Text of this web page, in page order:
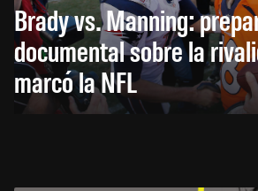
Brady vs. Manning:
documental sobre la
marcó la NFL